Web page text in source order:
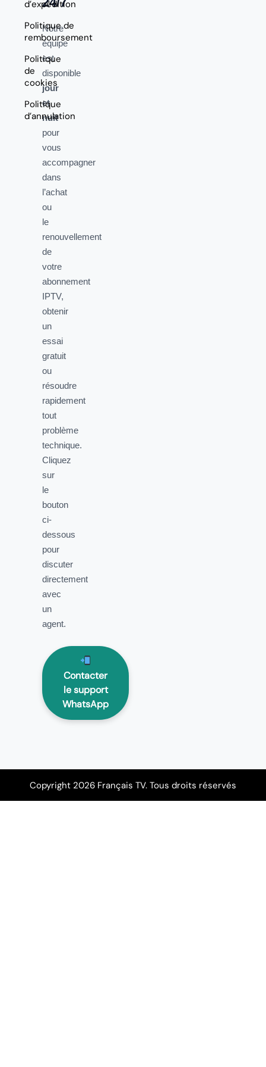
d’expédition
Politique de
remboursement
Politique
de
cookies
Politique
d’annulation
Notre
équipe
est
disponible
jour
et
nuit
pour
vous
accompagner
dans
l’achat
ou
le
renouvellement
de
votre
abonnement
IPTV,
obtenir
un
essai
gratuit
ou
résoudre
rapidement
tout
problème
technique.
Cliquez
sur
le
bouton
ci-
dessous
pour
discuter
directement
avec
un
agent.
Contacter
le support
WhatsApp
Copyright 2026 Français TV. Tous droits réservés